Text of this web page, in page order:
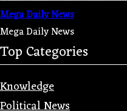
Mega Daily News
Mega Daily News
Top Categories
Knowledge
Political News